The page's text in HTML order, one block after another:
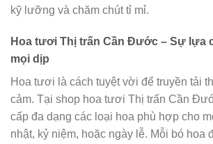
kỹ lưỡng và chăm chút tỉ mỉ.
Hoa tươi Thị trấn Cần Đước – Sự lựa
mọi dịp
Hoa tươi là cách tuyệt vời để truyền tải
cảm. Tại shop hoa tươi Thị trấn Cần
cấp đa dạng các loại hoa phù hợp cho
nhật, kỷ niệm, hoặc ngày lễ. Mỗi bó hoa